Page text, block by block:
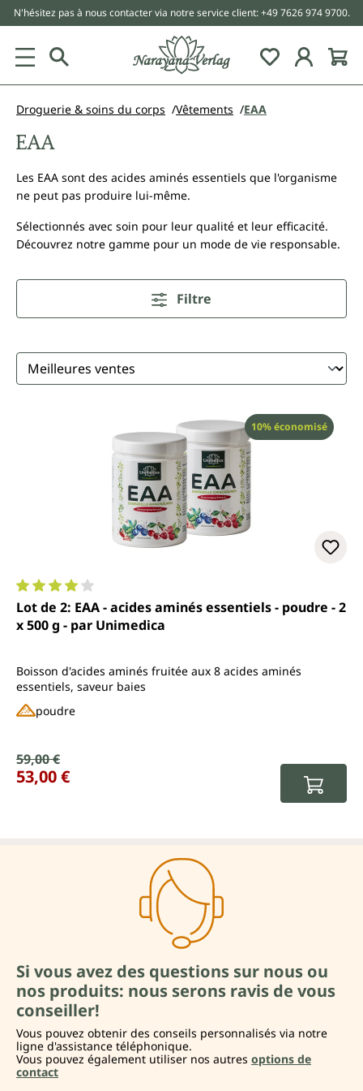
principal
N'hésitez pas à nous contacter via notre service client: +49 7626 974 9700.
Droguerie & soins du corps Vêtements EAA
EAA
Les EAA sont des acides aminés essentiels que l'organisme
ne peut pas produire lui-même.
Sélectionnés avec soin pour leur qualité et leur efficacité.
Découvrez notre gamme pour un mode de vie responsable.
Filtre
Réduction
10% économisé
Note moyenne de 4.1 sur 5 étoiles
Lot de 2: EAA - acides aminés essentiels - poudre - 2
x 500 g - par Unimedica
Boisson d'acides aminés fruitée aux 8 acides aminés
essentiels, saveur baies
poudre
Prix de vente :
Prix régulier :
59,00 €
53,00 €
Si vous avez des questions sur nous ou
nos produits: nous serons ravis de vous
conseiller!
Vous pouvez obtenir des conseils personnalisés via notre
ligne d'assistance téléphonique.
Vous pouvez également utiliser nos autres options de
contact